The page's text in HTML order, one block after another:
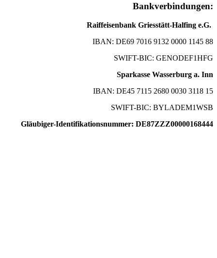
Bankverbindungen:
Raiffeisenbank Griesstätt-Halfing e.G.
IBAN: DE69 7016 9132 0000 1145 88
SWIFT-BIC: GENODEF1HFG
Sparkasse Wasserburg a. Inn
IBAN: DE45 7115 2680 0030 3118 15
SWIFT-BIC: BYLADEM1WSB
Gläubiger-Identifikationsnummer: DE87ZZZ00000168444